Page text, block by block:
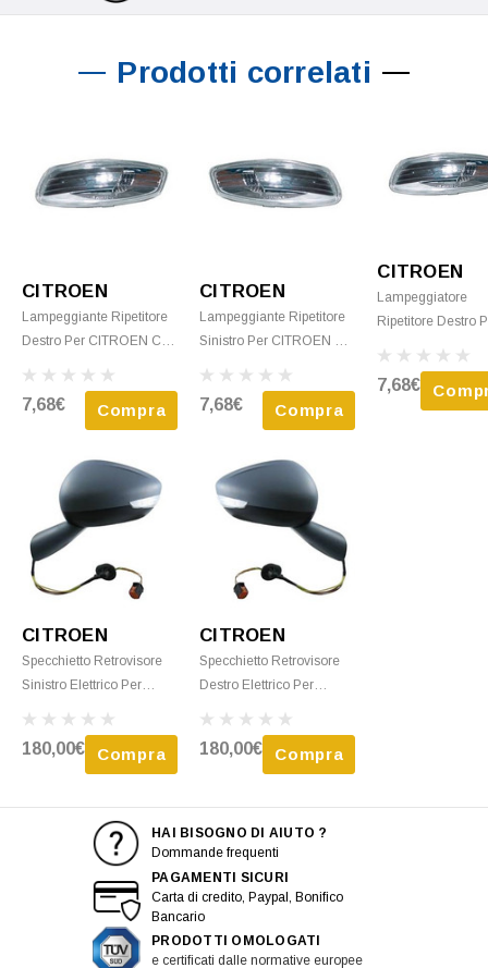
Prodotti correlati
CITROEN
Lampeggiante Ripetitore
Destro Per CITROEN C4
2013, Specchietto
Retrovisore Esterno
7,68€ Compra
CITROEN
Lampeggiante Ripetitore
Sinistro Per CITROEN C4
2013 Specchietto
Retrovisore Esterno
7,68€ Compra
CITROEN
Lampeggiatore
Ripetitore Destro
PICASSO I Fase
2007-2010,
7,68€
CITROEN
Specchietto Retrovisore
Sinistro Elettrico Per
Fase 1, 2013-2016,
Sbrinamento, Luce
180,00€ Compra
CITROEN
Specchietto Retrovisore
Destro Elettrico Per
Ph.1, 2013-2016,
Sbrinamento,
180,00€ Compra
HAI BISOGNO DI AIUTO ?
Dommande frequenti
PAGAMENTI SICURI
Carta di credito, Paypal, Bonifico
Bancario
PRODOTTI OMOLOGATI
e certificati dalle normative europee